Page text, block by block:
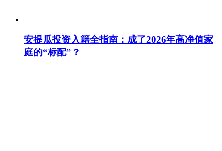
安提瓜投资入籍全指南：成了2026年高净值家
庭的“标配”？